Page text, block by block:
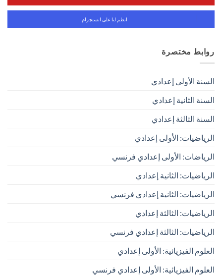
انظم لنا على انستجرام
روابط مختصرة
السنة الأولى إعدادي
السنة الثانية إعدادي
السنة الثالثة إعدادي
الرياضيات: الأولى إعدادي
الرياضات: الأولى إعدادي فرنسي
الرياضيات: الثانية إعدادي
الرياضيات: الثانية إعدادي فرنسي
الرياضيات: الثالثة إعدادي
الرياضيات: الثالثة إعدادي فرنسي
العلوم الفيزيائية: الأولى إعدادي
العلوم الفيزيائية: الأولى إعدادي فرنسي